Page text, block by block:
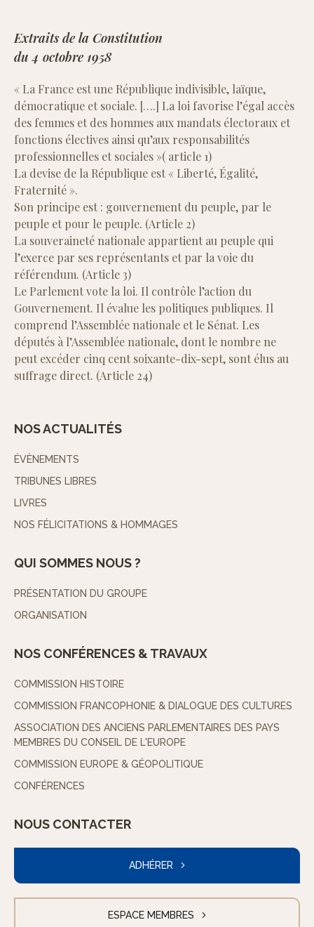
Extraits de la Constitution
du 4 octobre 1958
« La France est une République indivisible, laïque,
démocratique et sociale. [….] La loi favorise l’égal accès
des femmes et des hommes aux mandats électoraux et
fonctions électives ainsi qu’aux responsabilités
professionnelles et sociales »( article 1)
La devise de la République est « Liberté, Égalité,
Fraternité ».
Son principe est : gouvernement du peuple, par le
peuple et pour le peuple. (Article 2)
La souveraineté nationale appartient au peuple qui
l’exerce par ses représentants et par la voie du
référendum. (Article 3)
Le Parlement vote la loi. Il contrôle l’action du
Gouvernement. Il évalue les politiques publiques. Il
comprend l’Assemblée nationale et le Sénat. Les
députés à l’Assemblée nationale, dont le nombre ne
peut excéder cinq cent soixante-dix-sept, sont élus au
suffrage direct. (Article 24)
NOS ACTUALITÉS
ÉVÈNEMENTS
TRIBUNES LIBRES
LIVRES
NOS FÉLICITATIONS & HOMMAGES
QUI SOMMES NOUS ?
PRÉSENTATION DU GROUPE
ORGANISATION
NOS CONFÉRENCES & TRAVAUX
COMMISSION HISTOIRE
COMMISSION FRANCOPHONIE & DIALOGUE DES CULTURES
ASSOCIATION DES ANCIENS PARLEMENTAIRES DES PAYS
MEMBRES DU CONSEIL DE L'EUROPE
COMMISSION EUROPE & GÉOPOLITIQUE
CONFÉRENCES
NOUS CONTACTER
ADHÉRER
ESPACE MEMBRES